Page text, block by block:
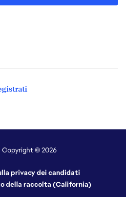
Copyright © 2026
privacy dei candidati
della raccolta (California)